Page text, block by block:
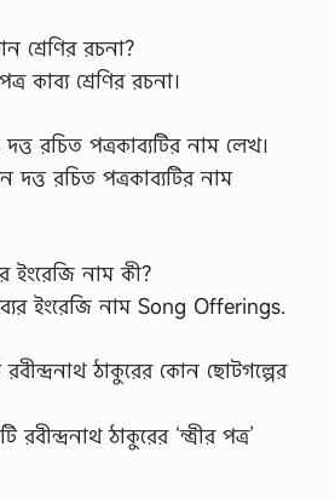
শ্রেণির রচনা?
কাব্য শ্রেণির রচনা।
রচিত পত্রকাব্যটির নাম লেখ।
রচিত পত্রকাব্যটির নাম
ইংরেজি নাম কী?
ইংরেজি নাম Song Offerings.
রবীন্দ্রনাথ ঠাকুরের কোন ছোটগল্পের
রবীন্দ্রনাথ ঠাকুরের ‘ন্ত্রীর পত্র’